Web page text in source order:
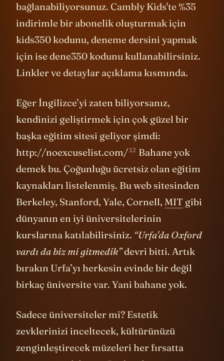
bağlanabiliyorsunuz. Cambly Kids'te %35
indirimle bir abonelik oluşturmak için
kids350 kodunu, deneme dersini yapmak
için ise dene350 kodunu kullanabilirsiniz.
Linkler ve detaylar açıklama kısmında.
Eğer İngilizce’yi zaten biliyorsanız,
kendinizi geliştirmek için çok güzel bir
başka eğitim sitesi geliyor şimdi:
http://noexcuselist.com/12 Bahane yok
demek bu. Çoğunluğu ücretsiz olan eğitim
kaynakları listelenmiş. Bu web sitesinden
Berkeley, Stanford, Yale, Cornell, MIT gibi
dünyanın en iyi üniversitelerinin
kurslarına katılabilirsiniz. “Urfa'da Oxford
vardı da biz mi gitmedik”devri bitti. Artık
bırakın Urfa’yı herkesin evinde bir değil
birkaç üniversite var. Yani bahane yok.
Sadece üniversiteler mi? Estetik
zevklerinizi inceltecek, kültürünüzü
zenginleştirecek müzeleri her fırsatta